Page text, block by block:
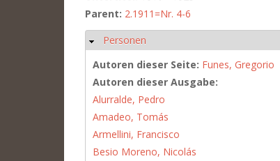
Parent: 2.1911=Nr. 4-6
Ausblenden
Personen
Autoren dieser Seite: Funes, Gregorio
Autoren dieser Ausgabe:
Alurralde, Pedro
Amadeo, Tomás
Armellini, Francisco
Besio Moreno, Nicolás